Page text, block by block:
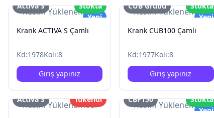
Resim Yüklenemedi
Yeni
Activa S Stokta
Krank ACTIVA S Çamlı
Kd:1978Koli:8
Giriş yapınız
Resim Yüklenemedi
Yeni
CUB Grubu Stokta
Krank CUB100 Çamlı
Kd:1977Koli:8
Giriş yapınız
Resim Yüklenemedi
Activa S Tükendi
Resim Yüklenemedi
Yeni
CBF150 Stokta